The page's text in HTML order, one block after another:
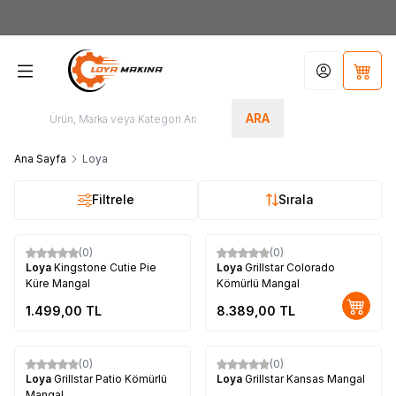
ARA
Hesabım
Ana Sayfa Loya
Filtrele Sırala
(0)
Loya Kingstone Cutie Pie
Küre Mangal
1.499,00 TL
(0)
Loya Grillstar Colorado
Kömürlü Mangal
8.389,00 TL
(0)
Loya Grillstar Patio Kömürlü
(0)
Loya Grillstar Kansas Mangal